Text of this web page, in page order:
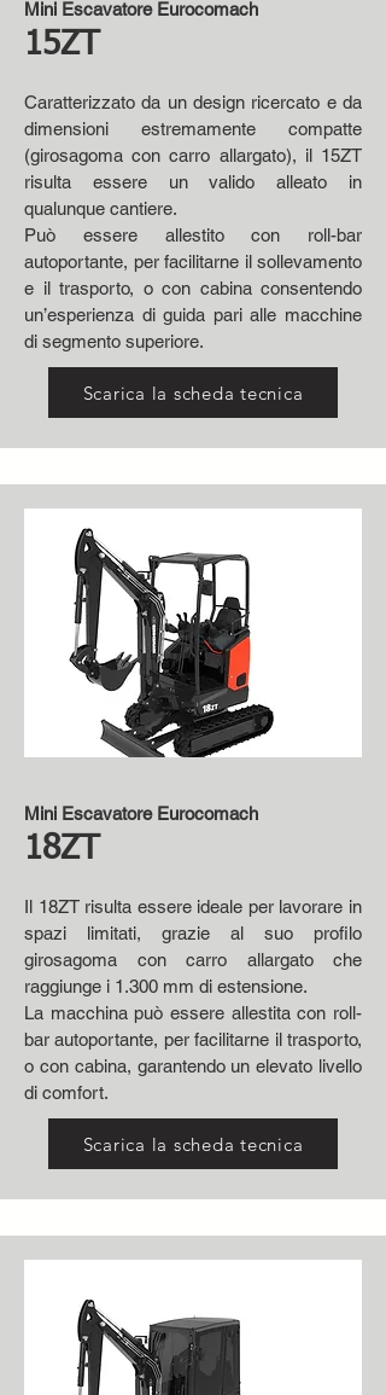
Mini Escavatore Eurocomach
15ZT
Caratterizzato da un design ricercato e da
dimensioni estremamente compatte
(girosagoma con carro allargato), il 15ZT
risulta essere un valido alleato in
qualunque cantiere.
Può essere allestito con roll-bar
autoportante, per facilitarne il sollevamento
e il trasporto, o con cabina consentendo
un’esperienza di guida pari alle macchine
di segmento superiore.
Scarica la scheda tecnica
Mini Escavatore Eurocomach
18ZT
Il 18ZT risulta essere ideale per lavorare in
spazi limitati, grazie al suo profilo
girosagoma con carro allargato che
raggiunge i 1.300 mm di estensione.
La macchina può essere allestita con roll-
bar autoportante, per facilitarne il trasporto,
o con cabina, garantendo un elevato livello
di comfort.
Scarica la scheda tecnica